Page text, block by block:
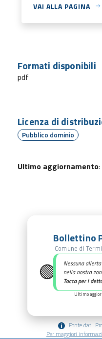
VAI ALLA PAGINA
Formati disponibili
pdf
Licenza di
Pubblico dominio
Ultimo aggiornamento
🟢
Bollettino
Comune di
Nessuna
nella nostra
Tocca per i
Ultimo
Fonte dati:
Per maggiori